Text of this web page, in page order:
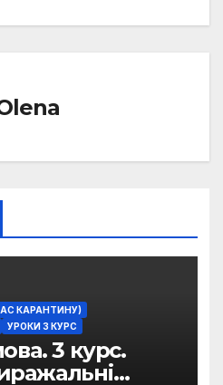
КАРАНТИНУ)
УРОКИ 3 КУРС
3 курс.